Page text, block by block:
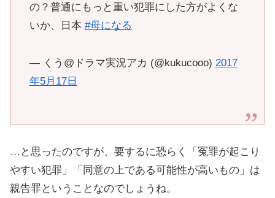
の？普通にもっと重い犯罪にした方がよくな
いか、日本 #母になる
— くう@ドラマ実況アカ (@kukucooo) 2017
年5月17日
…と思ったのですが、要するに恐らく「冤罪が起こり
やすい犯罪」「同意の上である可能性が高いもの」は
親告罪ということなのでしょうね。